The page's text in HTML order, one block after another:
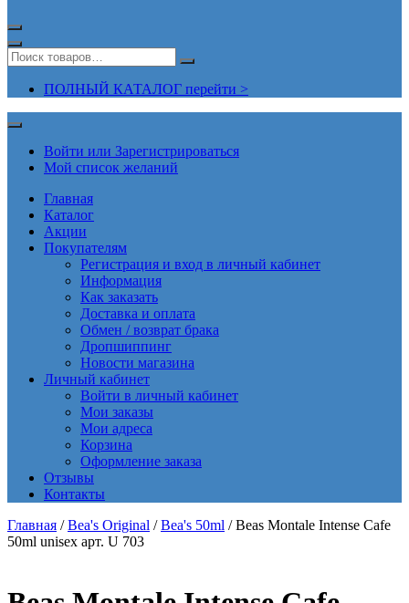
ПОЛНЫЙ КАТАЛОГ перейти >
Войти или Зарегистрироваться
Мой список желаний
Главная
Каталог
Акции
Покупателям
Регистрация и вход в личный кабинет
Информация
Как заказать
Доставка и оплата
Обмен / возврат брака
Дропшиппинг
Новости магазина
Личный кабинет
Войти в личный кабинет
Мои заказы
Мои адреса
Корзина
Оформление заказа
Отзывы
Контакты
Главная /Bea's Original /Bea's 50ml / Beas Montale Intense Cafe
50ml unisex арт. U 703